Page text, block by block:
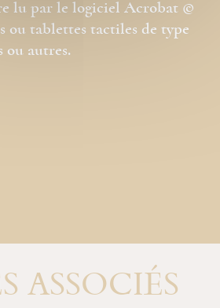
lu par le logiciel Acrobat ©
ou tablettes tactiles de type
ou autres.
ASSOCIÉS